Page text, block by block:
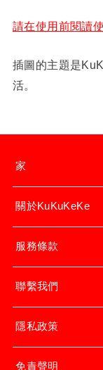
請在使用前閱讀
插圖的主題是
活。
家
關於KuKuKeKe
服務條款
聯繫我們
隱私政策
免責聲明